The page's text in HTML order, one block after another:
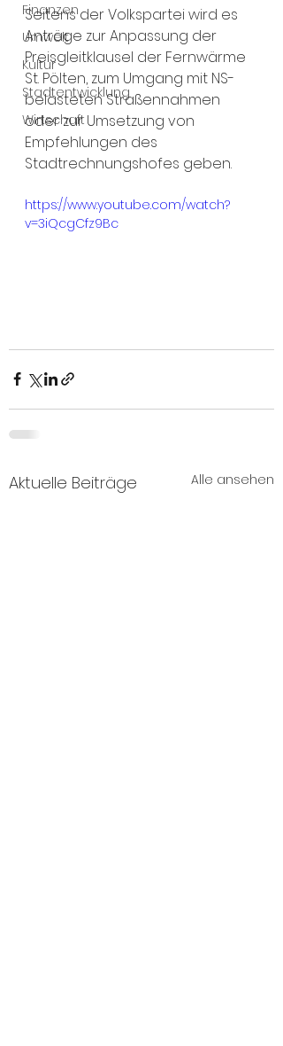
Finanzen
Umwelt
Kultur
Stadtentwicklung
Wirtschaft
Seitens der Volkspartei wird es
Anträge zur Anpassung der
Preisgleitklausel der Fernwärme
St. Pölten, zum Umgang mit NS-
belasteten Straßennahmen
oder zur Umsetzung von
Empfehlungen des
Stadtrechnungshofes geben.
https://www.youtube.com/watch?
v=3iQcgCfz9Bc
Aktuelle Beiträge Alle ansehen